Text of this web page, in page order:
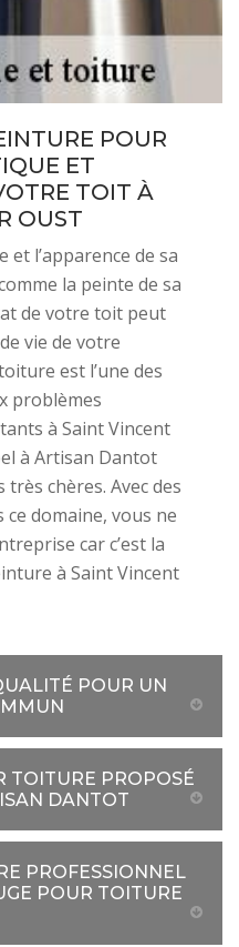
POUR
ET
TOIT À
OUST
et l’apparence de sa
la peinte de sa
de votre toit peut
vie de votre
est l’une des
problèmes
à Saint Vincent
à Artisan Dantot
chères. Avec des
ce domaine, vous ne
car c’est la
à Saint Vincent
POUR UN
TOITURE PROPOSÉ
DANTOT
PROFESSIONNEL
POUR TOITURE